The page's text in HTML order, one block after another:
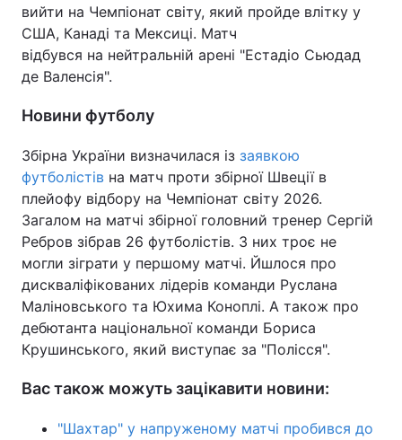
вийти на Чемпіонат світу, який пройде влітку у
США, Канаді та Мексиці. Матч
відбувся на нейтральній арені "Естадіо Сьюдад
де Валенсія".
Новини футболу
Збірна України визначилася із заявкою
футболістів на матч проти збірної Швеції в
плейофу відбору на Чемпіонат світу 2026.
Загалом на матчі збірної головний тренер Сергій
Ребров зібрав 26 футболістів. З них троє не
могли зіграти у першому матчі. Йшлося про
дискваліфікованих лідерів команди Руслана
Маліновського та Юхима Коноплі. А також про
дебютанта національної команди Бориса
Крушинського, який виступає за "Полісся".
Вас також можуть зацікавити новини:
"Шахтар" у напруженому матчі пробився до